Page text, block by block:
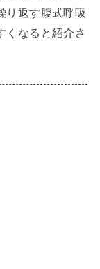
り返す腹式呼吸
くなると紹介さ